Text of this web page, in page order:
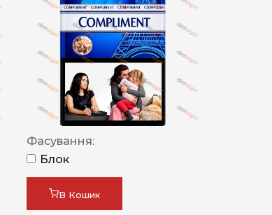
Фасування:
Блок
В Кошик